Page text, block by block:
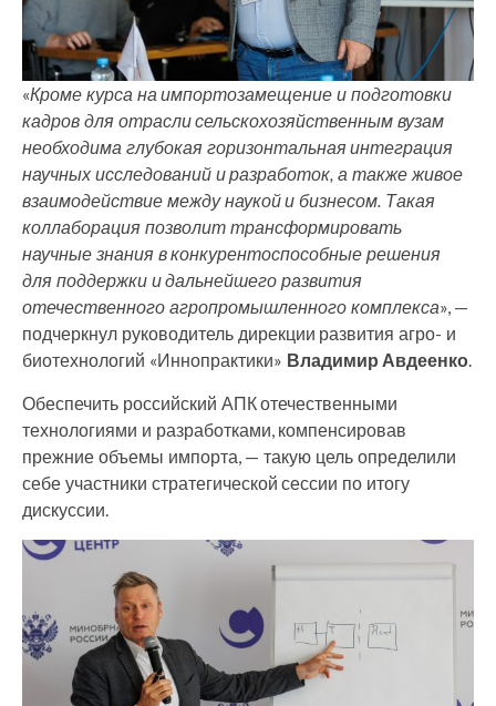
«Кроме курса на импортозамещение и подготовки
кадров для отрасли сельскохозяйственным вузам
необходима глубокая горизонтальная интеграция
научных исследований и разработок, а также живое
взаимодействие между наукой и бизнесом. Такая
коллаборация позволит трансформировать
научные знания в конкурентоспособные решения
для поддержки и дальнейшего развития
отечественного агропромышленного комплекса», —
подчеркнул руководитель дирекции развития агро- и
биотехнологий «Иннопрактики» Владимир Авдеенко.
Обеспечить российский АПК отечественными
технологиями и разработками, компенсировав
прежние объемы импорта, — такую цель определили
себе участники стратегической сессии по итогу
дискуссии.